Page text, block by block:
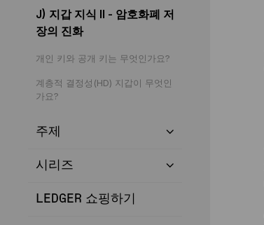
J) 지갑 지식 II - 암호화폐 저
장의 진화
개인 키와 공개 키는 무엇인가요?
계층적 결정성(HD) 지갑이 무엇인
가요?
주제
시리즈
LEDGER 쇼핑하기